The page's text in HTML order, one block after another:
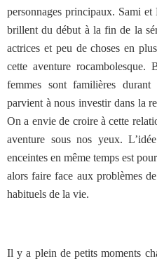
personnages principaux. Sami et
brillent du début à la fin de la
actrices et peu de choses en
cette aventure rocambolesque.
femmes sont familières
parvient à nous investir dans la
On a envie de croire à cette
aventure sous nos yeux.
enceintes en même temps est
alors faire face aux problèmes
habituels de la vie.
Il y a plein de petits moments